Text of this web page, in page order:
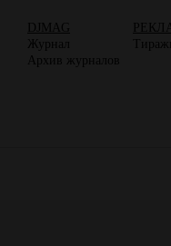
DJMAG
Журнал
Архив журналов